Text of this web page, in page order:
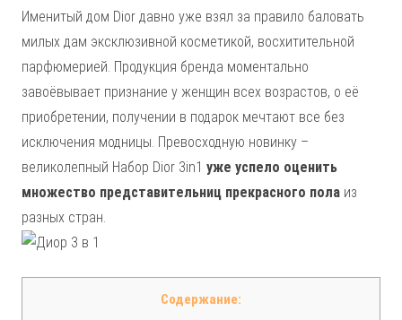
Именитый дом Dior давно уже взял за правило баловать
милых дам эксклюзивной косметикой, восхитительной
парфюмерией. Продукция бренда моментально
завоёвывает признание у женщин всех возрастов, о её
приобретении, получении в подарок мечтают все без
исключения модницы. Превосходную новинку –
великолепный Набор Dior 3in1 уже успело оценить
множество представительниц прекрасного пола из
разных стран.
Содержание: